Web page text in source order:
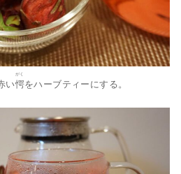
い愕
がく
をハーブティーにする。